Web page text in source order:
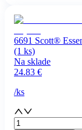
6691 Scott®
(1 ks)
Na sklade
24.83 €
/ks